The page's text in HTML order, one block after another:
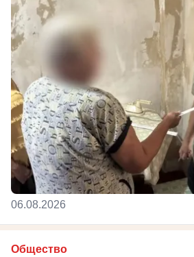
06.08.2026
Общество